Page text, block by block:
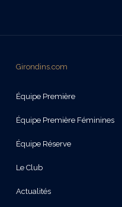
Girondins.com
Équipe Première
Équipe Première Féminines
Équipe Réserve
Le Club
Actualités